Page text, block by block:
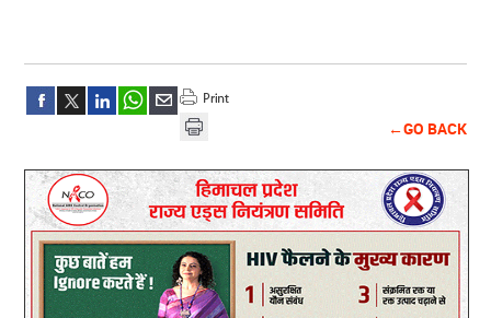
←GO BACK